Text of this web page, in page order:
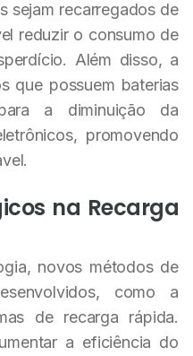
sejam recarregados de
reduzir o consumo de
Além disso, a
que possuem baterias
a diminuição da
promovendo
na Recarga
novos métodos de
como a
de recarga rápida.
a eficiência do